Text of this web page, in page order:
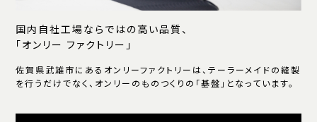
国内自社工場ならではの高い品質、
「オンリー ファクトリー」
佐賀県武雄市にあるオンリーファクトリーは、テーラーメイドの縫製
を行うだけでなく、オンリーのものつくりの「基盤」となっています。